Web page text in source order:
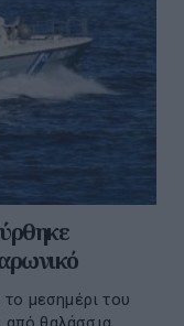
μεσημέρι του